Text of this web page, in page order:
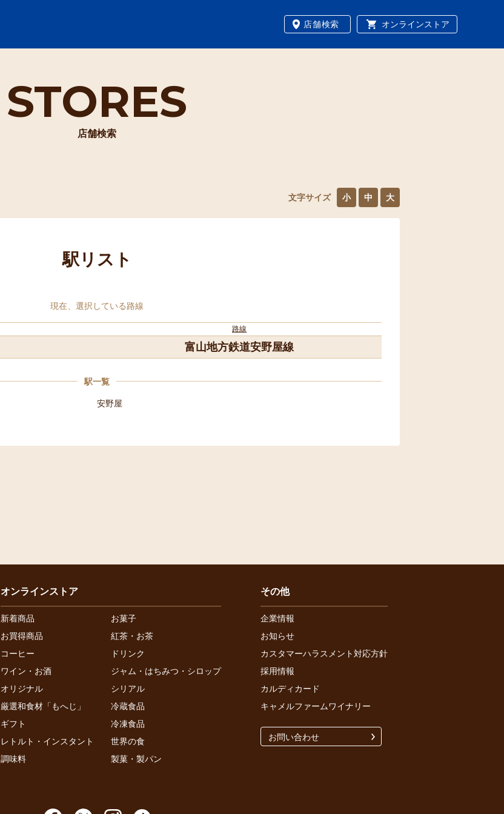
店舗検索 オンラインストア
STORES
店舗検索
文字サイズ 小 中 大
駅リスト
現在、選択している路線
路線
富山地方鉄道安野屋線
駅一覧
安野屋
オンラインストア
新着商品
お菓子
お買得商品
紅茶・お茶
コーヒー
ドリンク
ワイン・お酒
ジャム・はちみつ・シロップ
オリジナル
シリアル
厳選和食材「もへじ」
冷蔵食品
ギフト
冷凍食品
レトルト・インスタント
世界の食
調味料
製菓・製パン
その他
企業情報
お知らせ
カスタマーハラスメント対応方針
採用情報
カルディカード
キャメルファームワイナリー
お問い合わせ